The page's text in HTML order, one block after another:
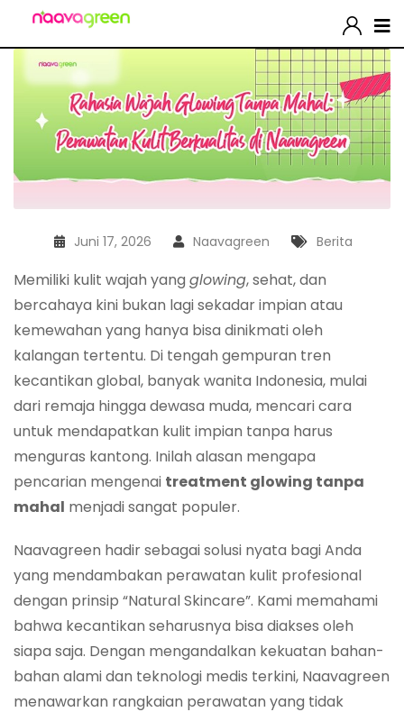
Juni 17, 2026 Naavagreen Berita
Memiliki kulit wajah yang glowing, sehat, dan
bercahaya kini bukan lagi sekadar impian atau
kemewahan yang hanya bisa dinikmati oleh
kalangan tertentu. Di tengah gempuran tren
kecantikan global, banyak wanita Indonesia, mulai
dari remaja hingga dewasa muda, mencari cara
untuk mendapatkan kulit impian tanpa harus
menguras kantong. Inilah alasan mengapa
pencarian mengenai treatment glowing tanpa
mahal menjadi sangat populer.
Naavagreen hadir sebagai solusi nyata bagi Anda
yang mendambakan perawatan kulit profesional
dengan prinsip “Natural Skincare”. Kami memahami
bahwa kecantikan seharusnya bisa diakses oleh
siapa saja. Dengan mengandalkan kekuatan bahan-
bahan alami dan teknologi medis terkini, Naavagreen
menawarkan rangkaian perawatan yang tidak